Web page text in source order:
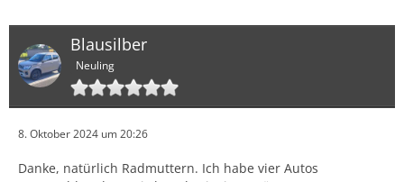
Blausilber
Neuling
8. Oktober 2024 um 20:26
Danke, natürlich Radmuttern. Ich habe vier Autos